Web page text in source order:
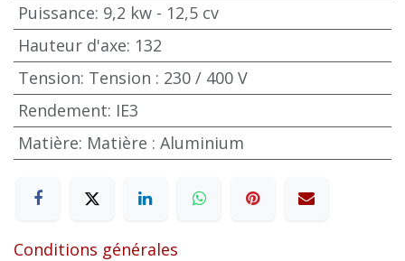
Puissance: 9,2 kw - 12,5 cv
Hauteur d'axe: 132
Tension: Tension : 230 / 400 V
Rendement: IE3
Matière: Matière : Aluminium
Conditions générales